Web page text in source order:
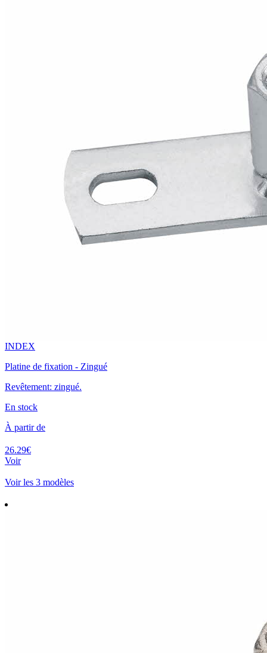
INDEX
Platine de fixation - Zingué
Revêtement: zingué.
En stock
À partir de
26.29€
Voir
Voir les 3 modèles